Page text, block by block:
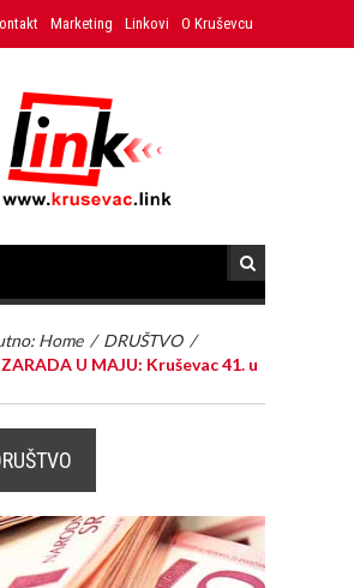
Marketing Linkovi O Kruševcu
Home / DRUŠTVO /
U MAJU: Kruševac 41. u